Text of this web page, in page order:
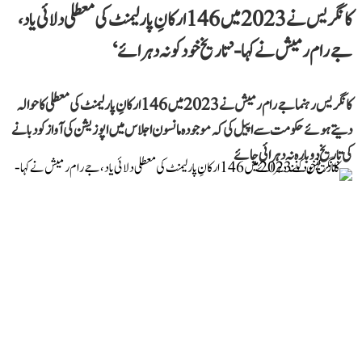
کانگریس نے 2023 میں 146 ارکانِ پارلیمنٹ کی معطلی دلائی یاد،
جے رام رمیش نے کہا- ’تاریخ خود کو نہ دہرائے‘
کانگریس رہنما جے رام رمیش نے 2023 میں 146 ارکانِ پارلیمنٹ کی معطلی کا حوالہ
دیتے ہوئے حکومت سے اپیل کی کہ موجودہ مانسون اجلاس میں اپوزیشن کی آواز کو دبانے
کی تاریخ دوبارہ نہ دہرائی جائے